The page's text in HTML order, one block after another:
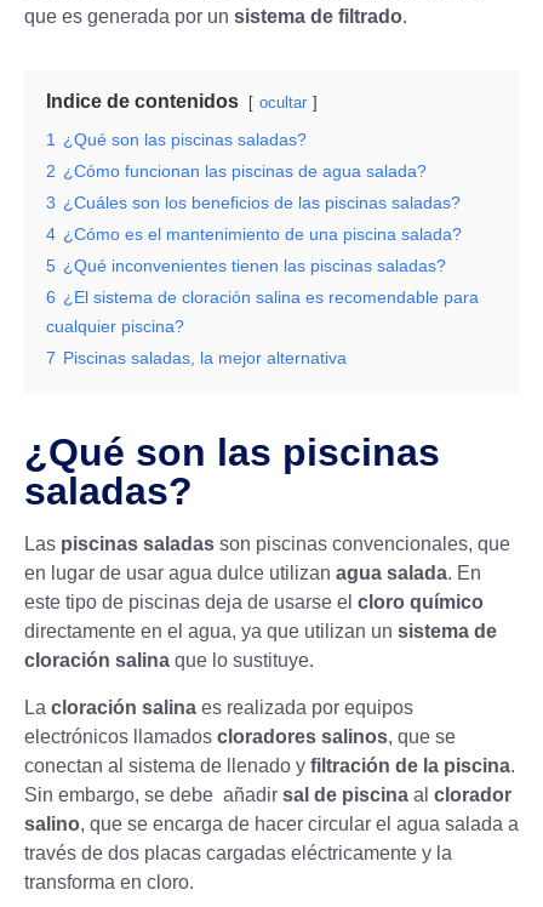
que es generada por un sistema de filtrado.
Indice de contenidos ocultar
1 ¿Qué son las piscinas saladas?
2 ¿Cómo funcionan las piscinas de agua salada?
3 ¿Cuáles son los beneficios de las piscinas saladas?
4 ¿Cómo es el mantenimiento de una piscina salada?
5 ¿Qué inconvenientes tienen las piscinas saladas?
6 ¿El sistema de cloración salina es recomendable para
cualquier piscina?
7 Piscinas saladas, la mejor alternativa
¿Qué son las piscinas
saladas?
Las piscinas saladas son piscinas convencionales, que
en lugar de usar agua dulce utilizan agua salada. En
este tipo de piscinas deja de usarse el cloro químico
directamente en el agua, ya que utilizan un sistema de
cloración salina que lo sustituye.
La cloración salina es realizada por equipos
electrónicos llamados cloradores salinos, que se
conectan al sistema de llenado y filtración de la piscina.
Sin embargo, se debe añadir sal de piscina al clorador
salino, que se encarga de hacer circular el agua salada a
través de dos placas cargadas eléctricamente y la
transforma en cloro.